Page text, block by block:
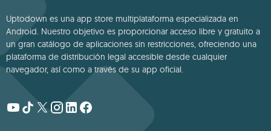
Uptodown es una app store multiplataforma especializada en
Android. Nuestro objetivo es proporcionar acceso libre y gratuito a
un gran catálogo de aplicaciones sin restricciones, ofreciendo una
plataforma de distribución legal accesible desde cualquier
navegador, así como a través de su app oficial.